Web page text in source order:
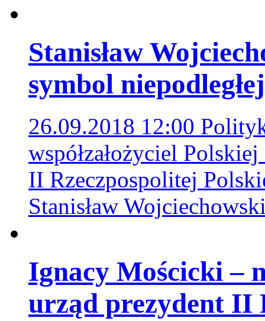
Stanisław
symbol
26.09.2018 12:00
współzałożyciel
II Rzeczpospolitej
Stanisław
Ignacy Mościcki –
urząd prezydent II